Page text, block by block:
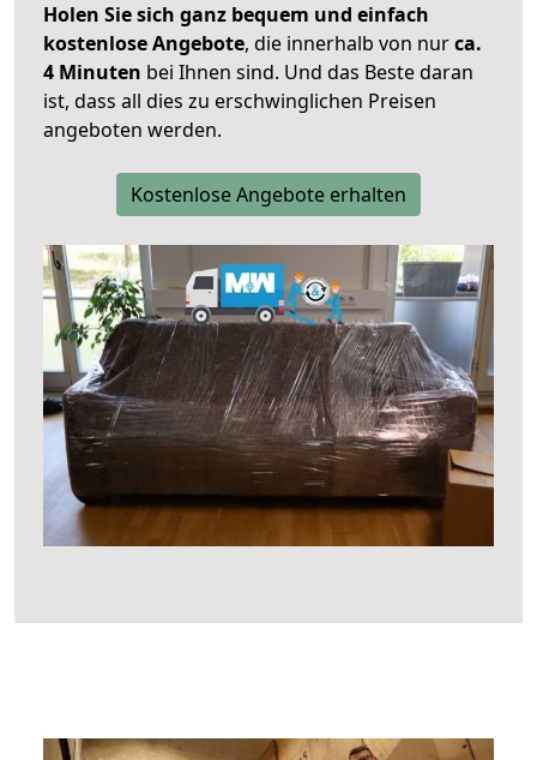
Holen Sie sich ganz bequem und einfach
kostenlose Angebote, die innerhalb von nurca.
4 Minuten bei Ihnen sind. Und das Beste daran
ist, dass all dies zu erschwinglichen Preisen
angeboten werden.
Kostenlose Angebote erhalten